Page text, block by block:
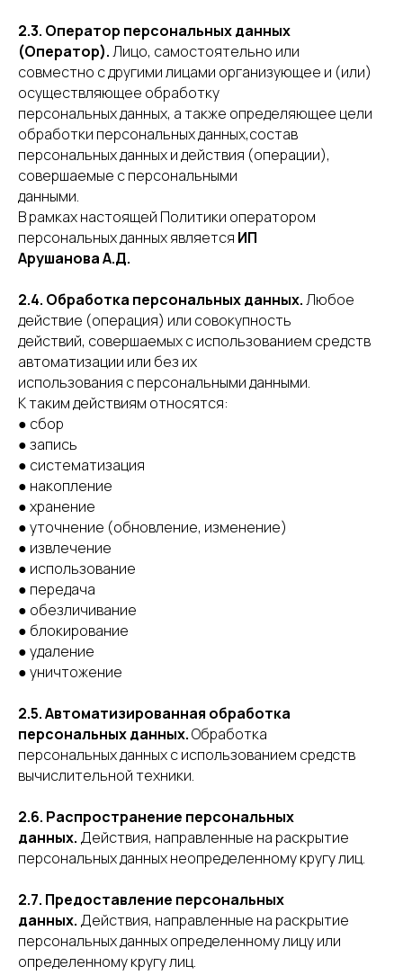
2.3. Оператор персональных данных
(Оператор).Лицо, самостоятельно или
совместно с другими лицами организующее и (или)
осуществляющее обработку
персональных данных, а также определяющее цели
обработки персональных данных,состав
персональных данных и действия (операции),
совершаемые с персональными
данными.
В рамках настоящей Политики оператором
персональных данных является ИП
Арушанова А.Д.
2.4. Обработка персональных данных.Любое
действие (операция) или совокупность
действий, совершаемых с использованием средств
автоматизации или без их
использования с персональными данными.
К таким действиям относятся:
● сбор
● запись
● систематизация
● накопление
● хранение
● уточнение (обновление, изменение)
● извлечение
● использование
● передача
● обезличивание
● блокирование
● удаление
● уничтожение
2.5. Автоматизированная обработка
персональных данных.Обработка
персональных данных с использованием средств
вычислительной техники.
2.6. Распространение персональных
данных. Действия, направленные на раскрытие
персональных данных неопределенному кругу лиц.
2.7. Предоставление персональных
данных. Действия, направленные на раскрытие
персональных данных определенному лицу или
определенному кругу лиц.